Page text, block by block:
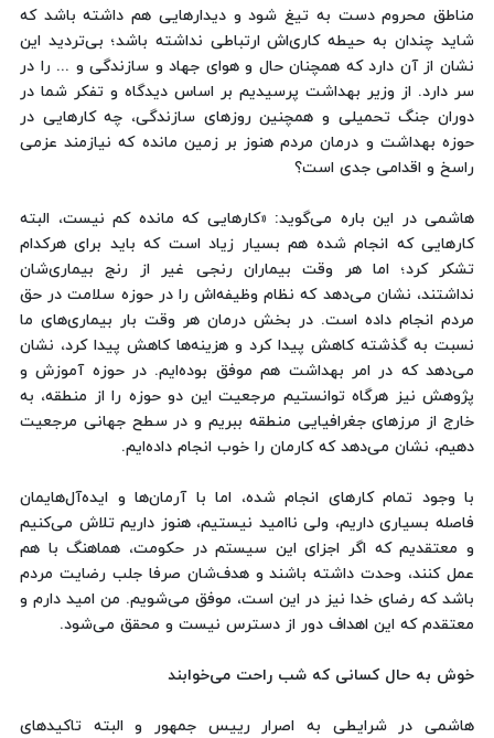
مناطق محروم دست به تیغ شود و دیدارهایی هم داشته باشد که
شاید چندان به حیطه کاری‌اش ارتباطی نداشته باشد؛ بی‌تردید این
نشان از آن دارد که همچنان حال و هوای جهاد و سازندگی و ... را در
سر دارد. از وزیر بهداشت پرسیدیم بر اساس دیدگاه و تفکر شما در
دوران جنگ تحمیلی و همچنین روزهای سازندگی، چه کارهایی در
حوزه بهداشت و درمان مردم هنوز بر زمین مانده که نیازمند عزمی
راسخ و اقدامی جدی است؟
هاشمی در این باره می‌گوید: «کارهایی که مانده کم نیست، البته
کارهایی که انجام شده هم بسیار زیاد است که باید برای هرکدام
تشکر کرد؛ اما هر وقت بیماران رنجی غیر از رنج بیماری‌شان
نداشتند، نشان می‌دهد که نظام وظیفه‌اش را در حوزه سلامت در حق
مردم انجام داده است. در بخش درمان هر وقت بار بیماری‌های ما
نسبت به گذشته کاهش پیدا کرد و هزینه‌ها کاهش پیدا کرد، نشان
می‌دهد که در امر بهداشت هم موفق بوده‌ایم. در حوزه آموزش و
پژوهش نیز هرگاه توانستیم مرجعیت این دو حوزه را از منطقه، به
خارج از مرزهای جغرافیایی منطقه ببریم و در سطح جهانی مرجعیت
دهیم، نشان می‌دهد که کارمان را خوب انجام داده‌ایم.
با وجود تمام کارهای انجام شده، اما با آرمان‌ها و ایده‌آل‌هایمان
فاصله بسیاری داریم، ولی ناامید نیستیم، هنوز داریم تلاش می‌کنیم
و معتقدیم که اگر اجزای این سیستم در حکومت، هماهنگ با هم
عمل کنند، وحدت داشته باشند و هدف‌شان صرفا جلب رضایت مردم
باشد که رضای خدا نیز در این است، موفق می‌شویم. من امید دارم و
معتقدم که این اهداف دور از دسترس نیست و محقق می‌شود.
خوش به حال کسانی که شب راحت می‌خوابند
هاشمی در شرایطی به اصرار رییس جمهور و البته تاکیدهای